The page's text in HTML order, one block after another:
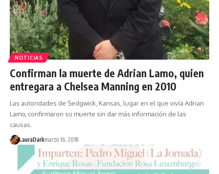
NOTICIAS
Confirman la muerte de Adrian Lamo, quien
entregara a Chelsea Manning en 2010
Las autoridades de Sedgwick, Kansas, lugar en el que vivía Adrian
Lamo, confirmaron su muerte sin dar más información de las
causas.
LauraDarkmarzo 16, 2018